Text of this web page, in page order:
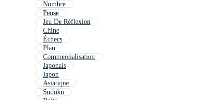
Nombre
Pense
Jeu De Réflexion
Chine
Échecs
Plan
Commercialisation
Japonais
Japon
Asiatique
Sudoku